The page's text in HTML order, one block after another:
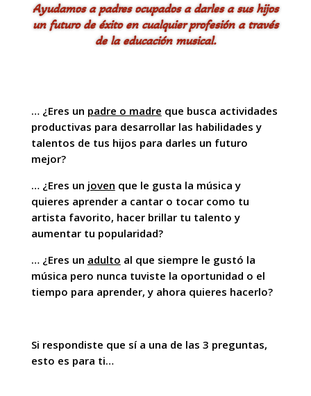
Ayudamos a padres ocupados a darles a sus hijos
un futuro de éxito en cualquier profesión a través
de la educación musical.
… ¿Eres un padre o madre que busca actividades
productivas para desarrollar las habilidades y
talentos de tus hijos para darles un futuro
mejor?
… ¿Eres un joven que le gusta la música y
quieres aprender a cantar o tocar como tu
artista favorito, hacer brillar tu talento y
aumentar tu popularidad?
… ¿Eres un adulto al que siempre le gustó la
música pero nunca tuviste la oportunidad o el
tiempo para aprender, y ahora quieres hacerlo?
Si respondiste que sí a una de las 3 preguntas,
esto es para ti…